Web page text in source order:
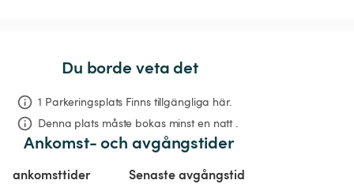
Du borde veta det
1 Parkeringsplats Finns tillgängliga här.
Denna plats måste bokas minst en natt .
Ankomst- och avgångstider
ankomsttider Senaste avgångstid